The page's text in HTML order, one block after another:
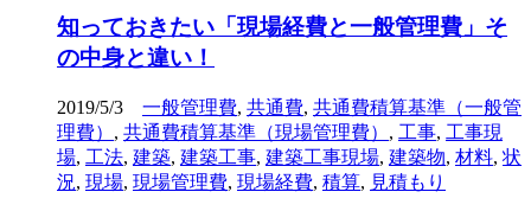
知っておきたい「現場経費と一般管理費」そ
の中身と違い！
2019/5/3 一般管理費, 共通費, 共通費積算基準（一般管
理費） , 共通費積算基準（現場管理費） , 工事, 工事現
場, 工法, 建築, 建築工事, 建築工事現場, 建築物, 材料, 状
況, 現場, 現場管理費, 現場経費, 積算, 見積もり